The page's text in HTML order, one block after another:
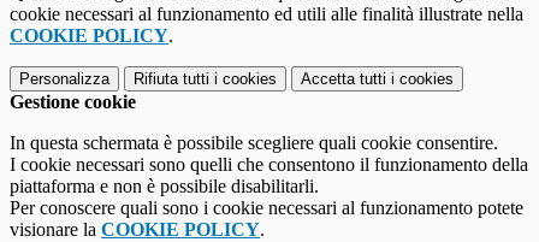
cookie necessari al funzionamento ed utili alle finalità illustrate nella
COOKIE POLICY.
Personalizza Rifiuta tutti i cookies Accetta tutti i cookies
Gestione cookie
In questa schermata è possibile scegliere quali cookie consentire.
I cookie necessari sono quelli che consentono il funzionamento della
piattaforma e non è possibile disabilitarli.
Per conoscere quali sono i cookie necessari al funzionamento potete
visionare la COOKIE POLICY.